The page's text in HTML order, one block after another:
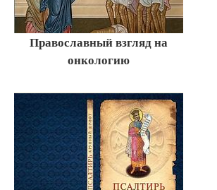
Православный взгляд на
онкологию